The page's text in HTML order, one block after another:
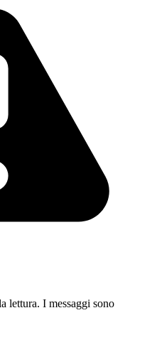
lettura. I messaggi sono